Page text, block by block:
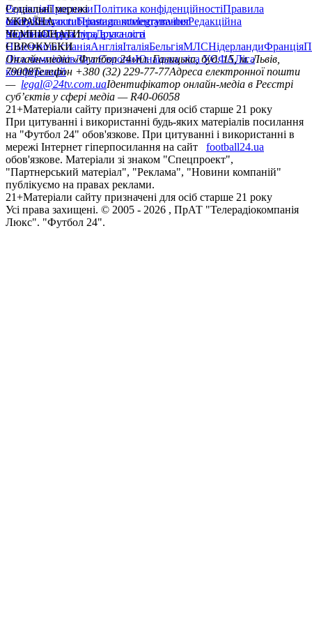
РедакціяПрогнозиПолітика конфіденційностіПравила
сайтуКонтактиПравила коментуванняРедакційна
політикаСтруктура власності
Соціальні мережі
facebookxyoutubeinstagramtelegramviber
УКРАЇНА
УкраїнаПерша лігаДруга ліга
ЧЕМПІОНАТИ
НімеччинаІспаніяАнгліяІталіяБельгіяМЛСНідерландиФранція
ЄВРОКУБКИ
Ліга чемпіонівЛіга ЄвропиЮнацька ліга УЄФАЛіга
конференцій
Онлайн-медіа «Футбол 24»пл. Галицька, буд. 15, м. Львів,
79008Телефон +380 (32) 229-77-77Адреса електронної пошти
— legal@24tv.com.uaІдентифікатор онлайн-медіа в Реєстрі
суб’єктів у сфері медіа — R40-06058
21+Матеріали сайту призначені для осіб старше 21 року
При цитуванні і використанні будь-яких матеріалів посилання
на "Футбол 24" обов'язкове. При цитуванні і використанні в
мережі Інтернет гіперпосилання на сайт
football24.ua
обов'язкове. Матеріали зі знаком "Спецпроект",
"Партнерський матеріал", "Реклама", "Новини компаній"
публікуємо на правах реклами.
21+Матеріали сайту призначені для осіб старше 21 року
Усi права захищенi. © 2005 - 2026 , ПрАТ "Телерадіокомпанія
Люкс". "Футбол 24".